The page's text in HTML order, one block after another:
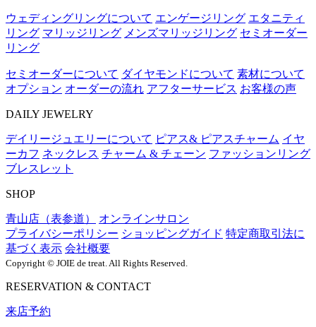
ウェディングリングについて エンゲージリング エタニティ
リング マリッジリング メンズマリッジリング セミオーダー
リング
セミオーダーについて ダイヤモンドについて 素材について
オプション オーダーの流れ アフターサービス お客様の声
DAILY JEWELRY
デイリージュエリーについて ピアス& ピアスチャーム イヤ
ーカフ ネックレス チャーム & チェーン ファッションリング
ブレスレット
SHOP
青山店（表参道）
オンラインサロン
プライバシーポリシー ショッピングガイド 特定商取引法に
基づく表示 会社概要
Copyright © JOIE de treat. All Rights Reserved.
RESERVATION & CONTACT
来店予約